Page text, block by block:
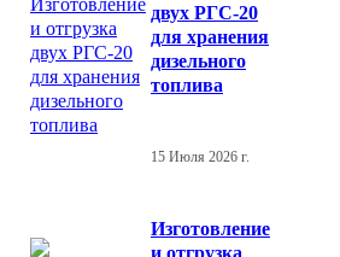
двух РГС-20
для хранения
дизельного
топлива
15 Июля 2026 г.
Изготовление
и отгрузка